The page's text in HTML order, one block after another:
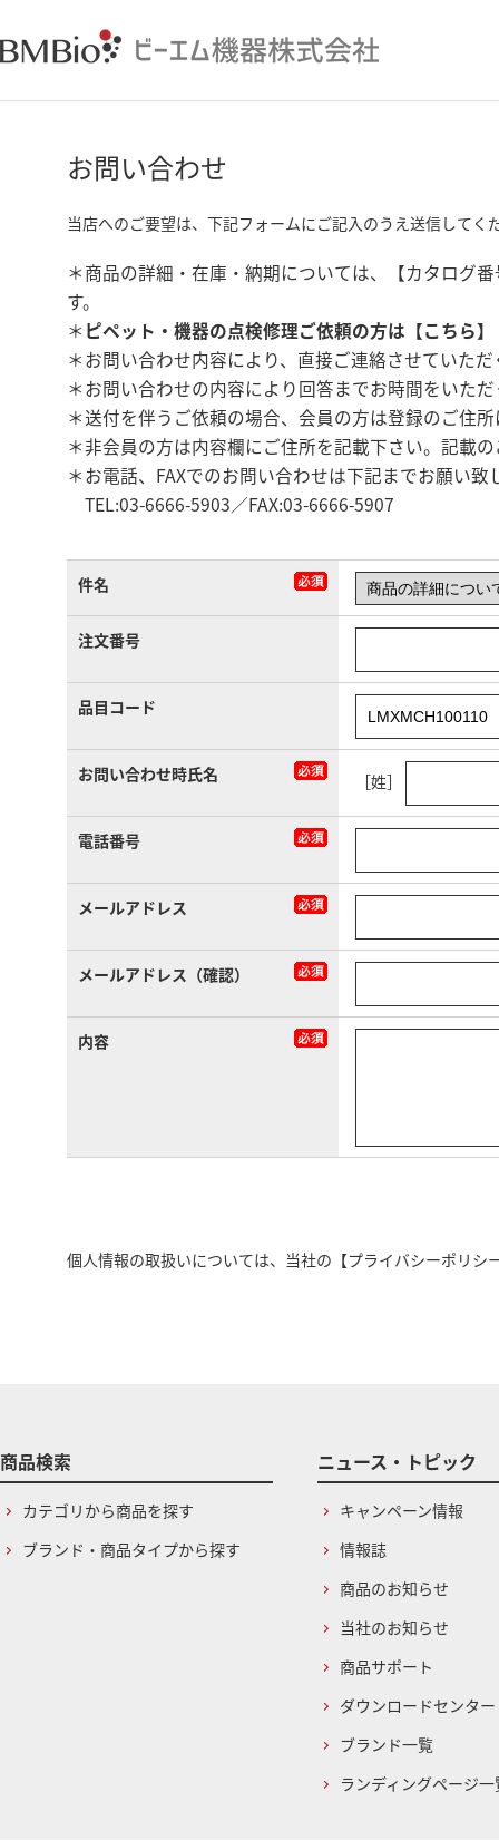
お問い合わせ
当店へのご要望は、下記フォームにご記入のうえ送信してく
＊商品の詳細・在庫・納期については、【カタログ
す。
＊ ピペット・機器の点検修理ご依頼の方は【こちら】
＊お問い合わせ内容により、直接ご連絡させていた
＊お問い合わせの内容により回答までお時間をいた
＊送付を伴うご依頼の場合、会員の方は登録のご住
＊非会員の方は内容欄にご住所を記載下さい。記載
＊お電話、FAXでのお問い合わせは下記までお願い致
TEL:03-6666-5903／FAX:03-6666-5907
件名
注文番号
品目コード
お問い合わせ時氏名 ［姓］
電話番号
メールアドレス
メールアドレス（確認）
内容
個人情報の取扱いについては、当社の 【プライバシーポリシ
商品検索
カテゴリから商品を探す
ブランド・商品タイプから探す
ニュース・トピック
キャンペーン情報
情報誌
商品のお知らせ
当社のお知らせ
商品サポート
ダウンロードセンター
ブランド一覧
ランディングページ一